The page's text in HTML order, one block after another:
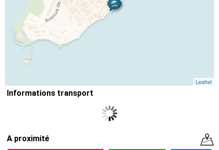
Leaflet
Informations transport
A proximité